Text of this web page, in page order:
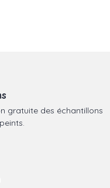
gratuite des échantillons